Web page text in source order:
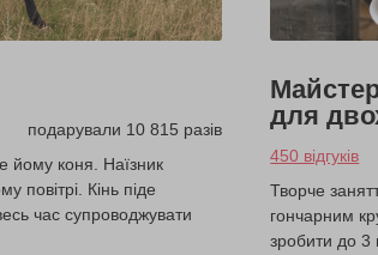
подарували 10 815 разів
йому коня. Наїзник
повітрі. Кінь піде
час супроводжувати
для
450 відгуків
Творче
гончарним
зробити до 3